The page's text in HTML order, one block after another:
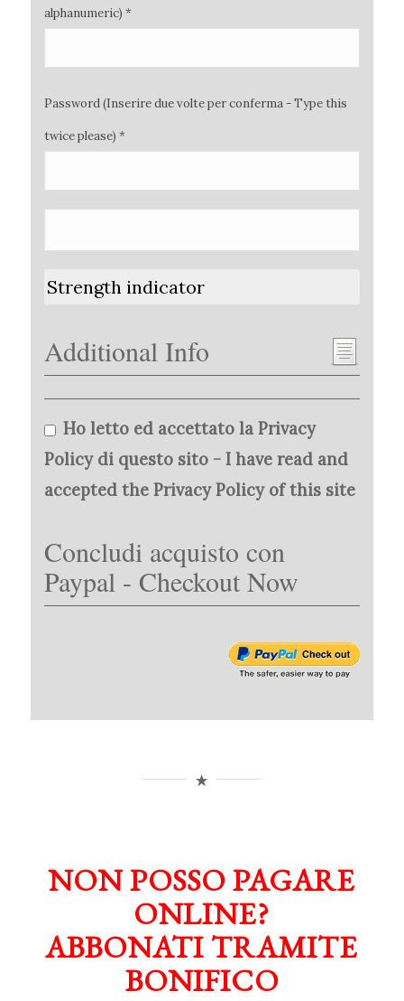
alphanumeric) *
Password (Inserire due volte per conferma - Type this
twice please) *
Strength indicator
Additional Info
Ho letto ed accettato la Privacy
Policy di questo sito - I have read and
accepted the Privacy Policy of this site
Concludi acquisto con
Paypal - Checkout Now
NON POSSO PAGARE
ONLINE?
ABBONATI TRAMITE
BONIFICO